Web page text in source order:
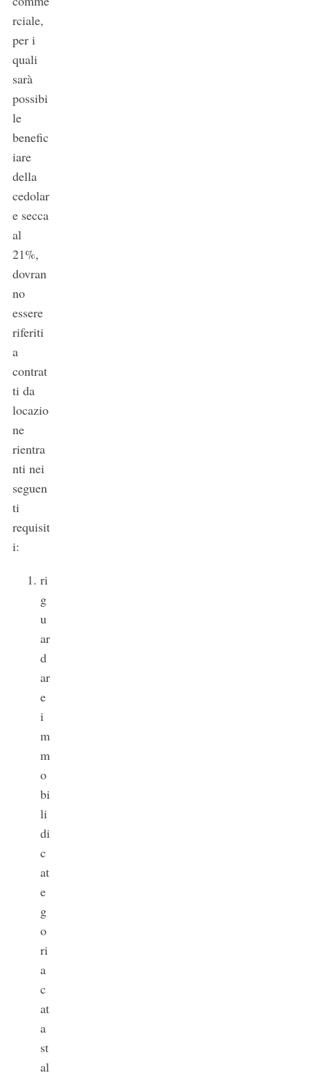
rciale,
per i
quali
sarà
possibi
le
benefic
iare
della
cedolar
e secca
al
21%,
dovran
no
essere
riferiti
a
contrat
ti da
locazio
ne
rientra
nti nei
seguen
ti
requisit
i:
ri
g
u
ar
d
ar
e
i
m
m
o
bi
li
di
c
at
e
g
o
ri
a
c
at
a
st
al